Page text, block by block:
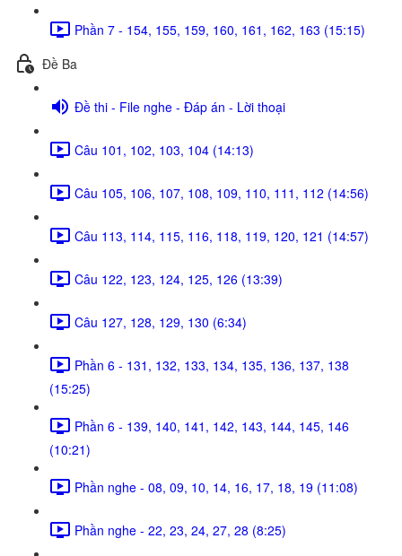
Phần 7 - 154, 155, 159, 160, 161, 162, 163 (15:15)
Đề Ba
Đề thi - File nghe - Đáp án - Lời thoại
Câu 101, 102, 103, 104 (14:13)
Câu 105, 106, 107, 108, 109, 110, 111, 112 (14:56)
Câu 113, 114, 115, 116, 118, 119, 120, 121 (14:57)
Câu 122, 123, 124, 125, 126 (13:39)
Câu 127, 128, 129, 130 (6:34)
Phần 6 - 131, 132, 133, 134, 135, 136, 137, 138
(15:25)
Phần 6 - 139, 140, 141, 142, 143, 144, 145, 146
(10:21)
Phần nghe - 08, 09, 10, 14, 16, 17, 18, 19 (11:08)
Phần nghe - 22, 23, 24, 27, 28 (8:25)